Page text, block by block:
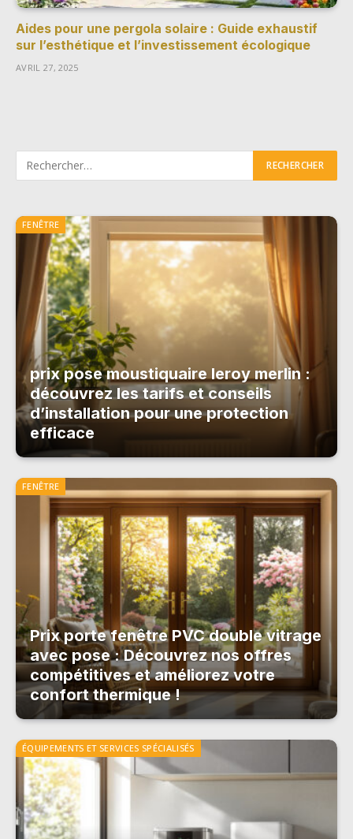
Aides pour une pergola solaire : Guide exhaustif
sur l’esthétique et l’investissement écologique
AVRIL 27, 2025
FENÊTRE
prix pose moustiquaire leroy merlin :
découvrez les tarifs et conseils
d’installation pour une protection
efficace
FENÊTRE
Prix porte fenêtre PVC double vitrage
avec pose : Découvrez nos offres
compétitives et améliorez votre
confort thermique !
ÉQUIPEMENTS ET SERVICES SPÉCIALISÉS